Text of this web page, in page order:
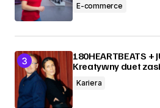
E-commerce
180HEARTBEATS +
Kreatywny duet
Kariera